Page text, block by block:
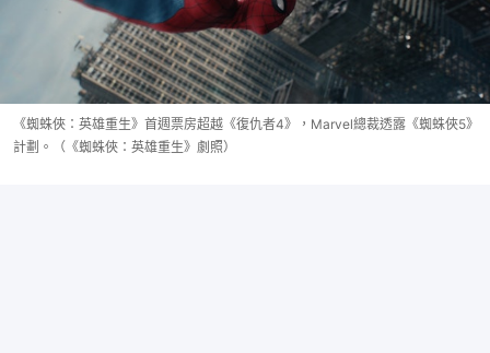
《蜘蛛俠：英雄重生》首週票房超越《復仇者4》，Marvel總裁透露《蜘蛛俠5》
計劃。（《蜘蛛俠：英雄重生》劇照）